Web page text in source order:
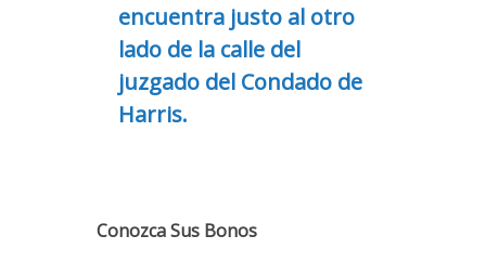
encuentra justo al otro
lado de la calle del
juzgado del Condado de
Harris.
Conozca Sus Bonos